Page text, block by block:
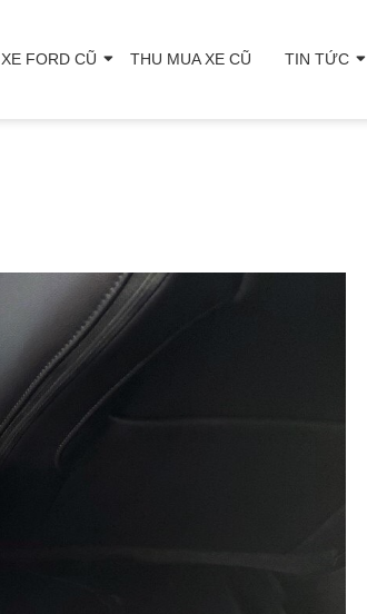
XE FORD CŨ THU MUA XE CŨ TIN TỨC